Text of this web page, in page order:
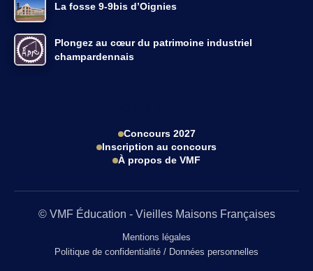
La fosse 9-9bis d’Oignies
Plongez au cœur du patrimoine industriel
champardennais
Concours 2027
Inscription au concours
À propos de VMF
© VMF Éducation - Vieilles Maisons Françaises
Mentions légales
Politique de confidentialité / Données personnelles